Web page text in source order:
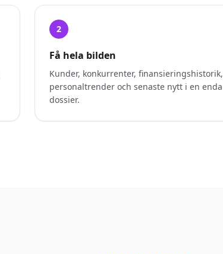
2
Få hela bilden
Kunder, konkurrenter, finansieringshistorik,
personaltrender och senaste nytt i en enda
dossier.